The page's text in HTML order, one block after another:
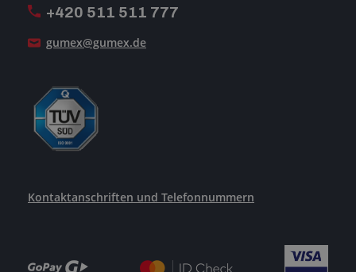
+420 511 511 777
gumex@gumex.de
Kontaktanschriften und Telefonnummern